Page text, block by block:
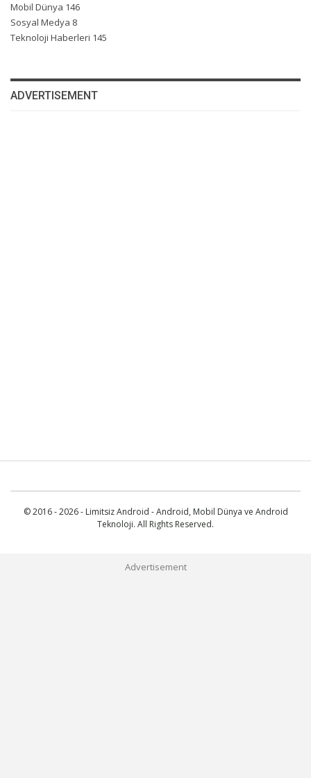
Mobil Dünya 146
Sosyal Medya 8
Teknoloji Haberleri 145
ADVERTISEMENT
© 2016 - 2026 - Limitsiz Android - Android, Mobil Dünya ve Android
Teknoloji. All Rights Reserved.
Advertisement